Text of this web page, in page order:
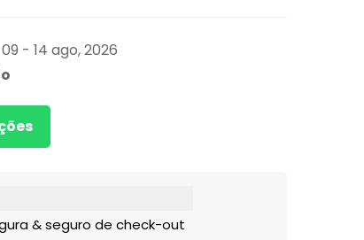
09 - 14 ago, 2026
& seguro de check-out